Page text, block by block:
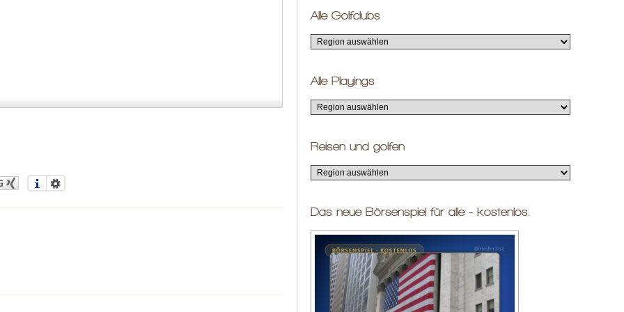
Alle Golfclubs
Alle Playings
Reisen und golfen
Das neue Börsenspiel für alle - kostenlos.